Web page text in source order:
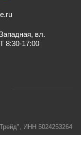
вл.
8:30-17:00
ИНН 5024253264